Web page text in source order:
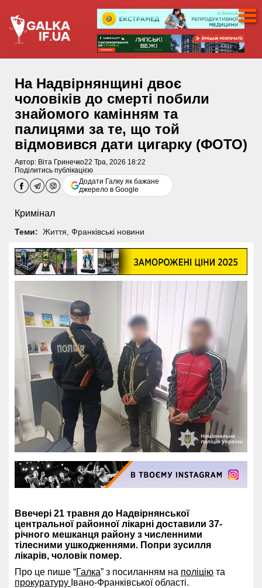
На Надвірнянщині двоє
чоловіків до смерті побили
знайомого камінням та
палицями за те, що той
відмовився дати цигарку (ФОТО)
Автор: Віта Гринечко22 Тра, 2026 18:22
Поділитись публікацією
Додати Галку як бажане
джерело в Google
Кримінал
Теми: Життя Франківські новини
Ввечері 21 травня до Надвірнянської
центральної районної лікарні доставили 37-
річного мешканця району з численними
тілесними ушкодженнями. Попри зусилля
лікарів, чоловік помер.
Про це пише “Галка” з посиланням на поліцію та
прокуратуру Івано-Франківської області.